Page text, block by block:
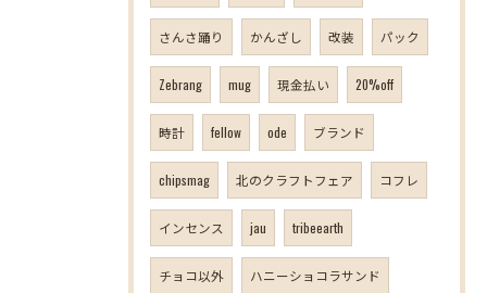
さんさ踊り かんざし 改装 パック
Zebrang mug 現金払い 20%off
時計 fellow ode ブランド
chipsmag 北のクラフトフェア コフレ
インセンス jau tribeearth
チョコ以外 ハニーショコラサンド